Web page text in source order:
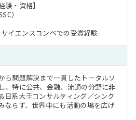
験・資格】
）
イエンスコンペでの受賞経験
ら問題解決まで一貫したトータルソ
、特に公共、金融、流通の分野に非
日系大手コンサルティング／シンク
ならず、世界中にも活動の場を広げ